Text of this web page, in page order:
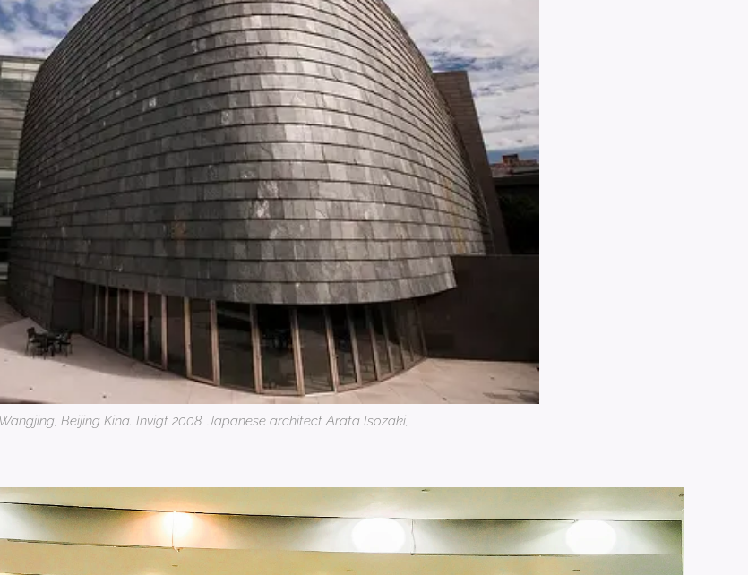
Beijing Kina. Invigt 2008. Japanese architect Arata Isozaki,